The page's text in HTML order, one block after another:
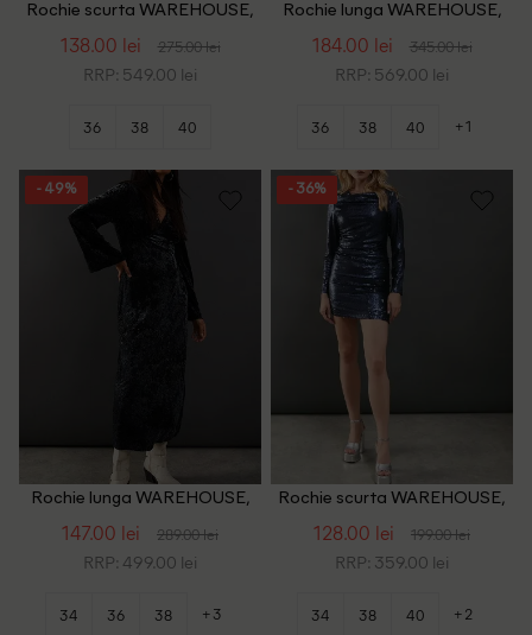
Rochie scurta WAREHOUSE,
138.00 lei 275.00 lei
RRP: 549.00 lei
36 38 40
Rochie lunga WAREHOUSE,
184.00 lei 345.00 lei
RRP: 569.00 lei
36 38 40 +1
- 49%
Rochie lunga WAREHOUSE,
147.00 lei 289.00 lei
RRP: 499.00 lei
34 36 38 +3
- 36%
Rochie scurta WAREHOUSE,
128.00 lei 199.00 lei
RRP: 359.00 lei
34 38 40 +2